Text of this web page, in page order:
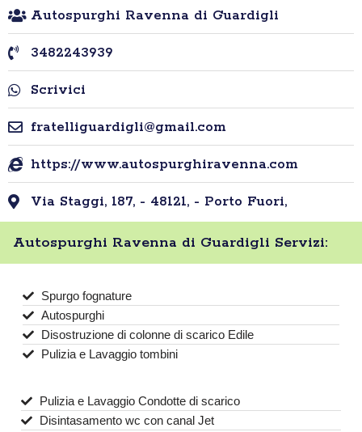
Autospurghi Ravenna di Guardigli
3482243939
Scrivici
fratelliguardigli@gmail.com
https://www.autospurghiravenna.com
Via Staggi, 187, - 48121, - Porto Fuori,
Autospurghi Ravenna di Guardigli Servizi:
Spurgo fognature
Autospurghi
Disostruzione di colonne di scarico Edile
Pulizia e Lavaggio tombini
Pulizia e Lavaggio Condotte di scarico
Disintasamento wc con canal Jet